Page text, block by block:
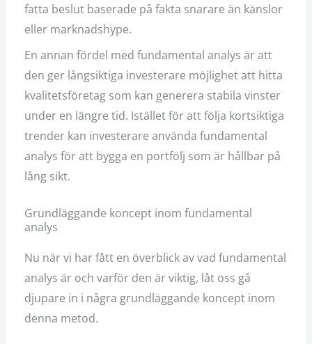
fatta beslut baserade på fakta snarare än känslor
eller marknadshype.
En annan fördel med fundamental analys är att
den ger långsiktiga investerare möjlighet att hitta
kvalitetsföretag som kan generera stabila vinster
under en längre tid. Istället för att följa kortsiktiga
trender kan investerare använda fundamental
analys för att bygga en portfölj som är hållbar på
lång sikt.
Grundläggande koncept inom fundamental
analys
Nu när vi har fått en överblick av vad fundamental
analys är och varför den är viktig, låt oss gå
djupare in i några grundläggande koncept inom
denna metod.